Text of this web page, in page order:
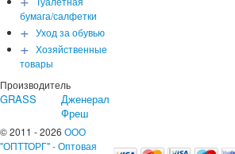
бумага/салфетки
+ Уход за обувью
+ Хозяйственные
товары
Производитель
GRASS
Дженерал
Фреш
© 2011 - 2026 ООО
"ОПТТОРГ" - Оптовая